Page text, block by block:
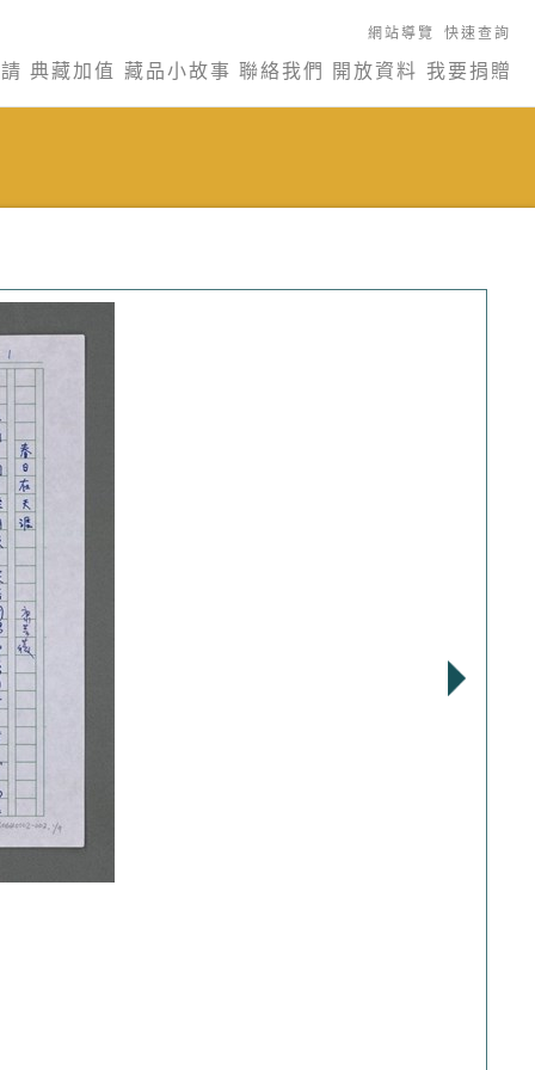
網站導覽 快速查詢
典藏加值 藏品小故事 聯絡我們 開放資料 我要捐贈